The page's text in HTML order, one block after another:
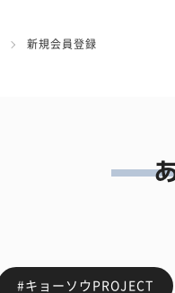
新規会員登録
#キョーソウPROJECT